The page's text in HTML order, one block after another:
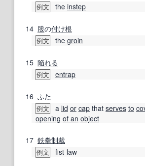
例文 the instep
14 股の付け根
例文 the groin
15 陥れる
例文 entrap
16 ふた
例文 a lid or cap that serves to
opening of an object
17 鉄拳制裁
例文 fist-law